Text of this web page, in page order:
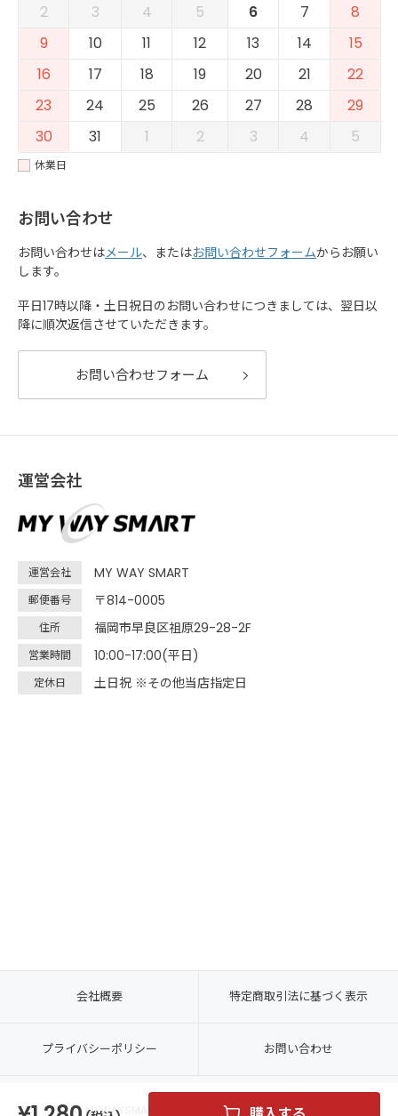
2
3 4 5 6 7
8
9
10 11 12 13 14
15
16
17 18 19 20 21
22
23
24 25 26 27 28
29
30
31 1 2 3 4 5
休業日
お問い合わせ
お問い合わせはメール、またはお問い合わせフォームからお願い
します。
平日17時以降・土日祝日のお問い合わせにつきましては、翌日以
降に順次返信させていただきます。
お問い合わせフォーム
運営会社
運営会社 MY WAY SMART
郵便番号 〒814-0005
住所 福岡市早良区祖原29-28-2F
営業時間 10:00-17:00(平日)
定休日 土日祝 ※その他当店指定日
会社概要 特定商取引法に基づく表示
プライバシーポリシー お問い合わせ
© MYWAYSMART CO., LTD. ALL RIGHTS RESERVED.